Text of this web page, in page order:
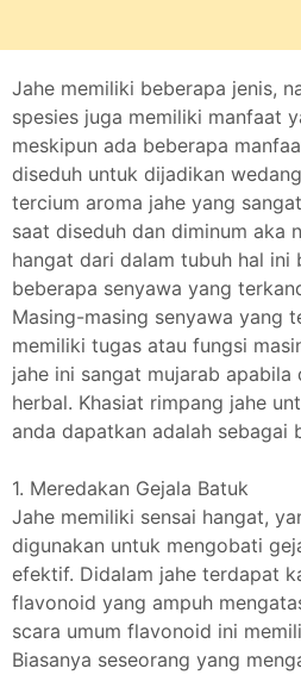
Jahe memiliki beberapa jenis,
spesies juga memiliki manfaat
meskipun ada beberapa
diseduh untuk dijadikan
tercium aroma jahe yang
saat diseduh dan diminum aka
hangat dari dalam tubuh hal ini
beberapa senyawa yang
Masing-masing senyawa yang
memiliki tugas atau fungsi
jahe ini sangat mujarab
herbal. Khasiat rimpang jahe
anda dapatkan adalah sebagai
1. Meredakan Gejala Batuk
Jahe memiliki sensai hangat,
digunakan untuk mengobati
efektif. Didalam jahe terdapat
flavonoid yang ampuh
scara umum flavonoid ini
Biasanya seseorang yang